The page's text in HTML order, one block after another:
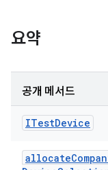
요약
공개 메서드
ITestDevice
allocate